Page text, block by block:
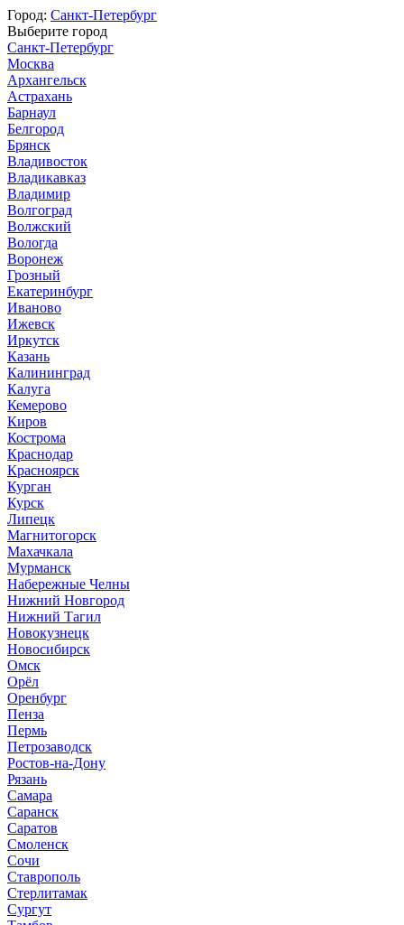
Город: Санкт-Петербург
Выберите город
Санкт-Петербург
Москва
Архангельск
Астрахань
Барнаул
Белгород
Брянск
Владивосток
Владикавказ
Владимир
Волгоград
Волжский
Вологда
Воронеж
Грозный
Екатеринбург
Иваново
Ижевск
Иркутск
Казань
Калининград
Калуга
Кемерово
Киров
Кострома
Краснодар
Красноярск
Курган
Курск
Липецк
Магнитогорск
Махачкала
Мурманск
Набережные Челны
Нижний Новгород
Нижний Тагил
Новокузнецк
Новосибирск
Омск
Орёл
Оренбург
Пенза
Пермь
Петрозаводск
Ростов-на-Дону
Рязань
Самара
Саранск
Саратов
Смоленск
Сочи
Ставрополь
Стерлитамак
Сургут